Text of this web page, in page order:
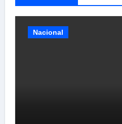
Nacional